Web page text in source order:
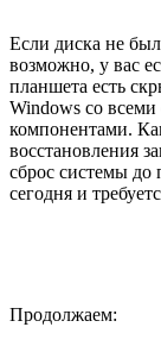
Если диска не
возможно, у вас
планшета есть
Windows со
компонентами.
восстановления
сброс системы до
сегодня и
Продолжаем: